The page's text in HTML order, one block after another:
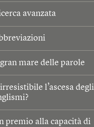
avanzata
mare delle parole
l’ascesa degli
premio alla capacità di